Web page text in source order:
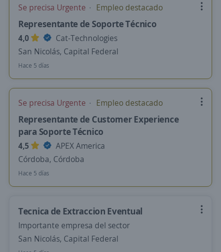
Se precisa Urgente Empleo destacado
Representante de Soporte Técnico
4,0
Cat-Technologies
San Nicolás, Capital Federal
Hace 5 días
Se precisa Urgente Empleo destacado
Representante de Customer Experience
para Soporte Técnico
4,5
APEX America
Córdoba, Córdoba
Hace 5 días
Tecnica de Extraccion Eventual
Importante empresa del sector
San Nicolás, Capital Federal